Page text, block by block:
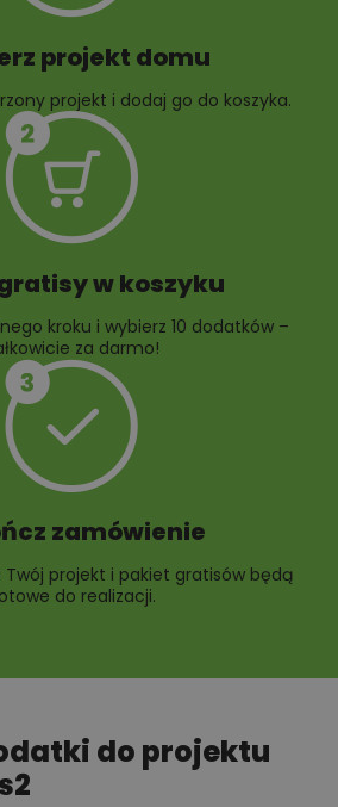
projekt domu
projekt i dodaj go do koszyka.
w koszyku
kroku i wybierz 10 dodatków –
za darmo!
zamówienie
Twój projekt i pakiet gratisów będą
do realizacji.
do projektu